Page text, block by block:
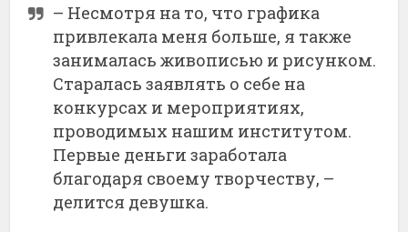
– Несмотря на то, что графика
привлекала меня больше, я также
занималась живописью и рисунком.
Старалась заявлять о себе на
конкурсах и мероприятиях,
проводимых нашим институтом.
Первые деньги заработала
благодаря своему творчеству, –
делится девушка.